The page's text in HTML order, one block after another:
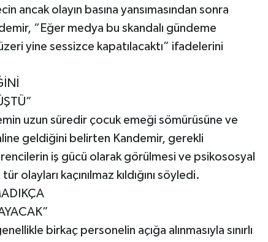
ancak olayın basına yansımasından sonra
“Eğer medya bu skandalı gündeme
yine sessizce kapatılacaktı” ifadelerini
uzun süredir çocuk emeği sömürüsüne ve
geldiğini belirten Kandemir, gerekli
iş gücü olarak görülmesi ve psikososyal
olayları kaçınılmaz kıldığını söyledi.
birkaç personelin açığa alınmasıyla sınırlı